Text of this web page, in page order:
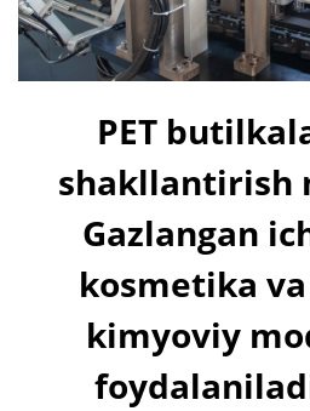
PET
shakllantirish
Gazlangan
kosmetika
kimyoviy